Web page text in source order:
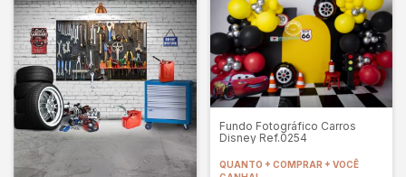
Fundo Fotográfico Carros
Disney Ref.0254
QUANTO + COMPRAR + VOCÊ